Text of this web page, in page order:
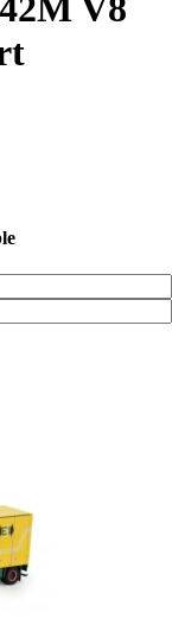
V8